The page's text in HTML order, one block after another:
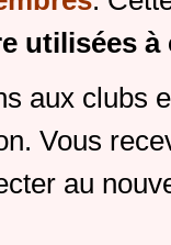
utilisées
aux clubs
Vous
au